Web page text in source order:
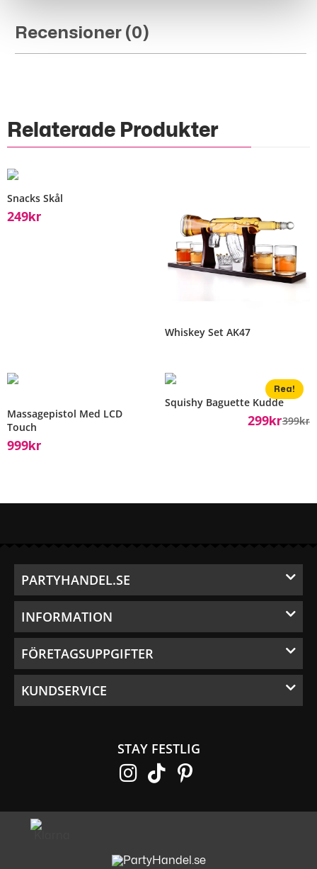
Recensioner (0)
Relaterade Produkter
Snacks Skål
249Kr
Whiskey Set AK47
Massagepistol Med LCD
Touch
999Kr
Rea!
Squishy Baguette Kudde
399Kr
299Kr
PARTYHANDEL.SE
INFORMATION
FÖRETAGSUPPGIFTER
KUNDSERVICE
STAY FESTLIG